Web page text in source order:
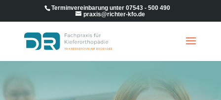
Terminvereinbarung unter 07543 - 500 490
praxis@richter-kfo.de